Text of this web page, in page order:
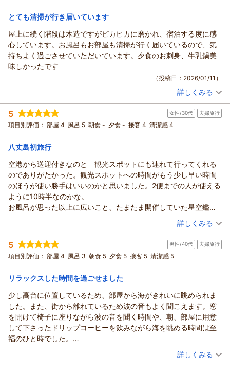
宿泊価格帯： 13,001～14,000円(大人一人あたり/税込)
この度は当ホテルをご利用頂き誠にありがとうございます。
立地的に島の北東部に位置しており繁華街からは離れてしまい
ますが、その分光害が少なく星空などをご覧頂く際に影響が少
ないと思われます。
ゆったりとしたご旅行になったかと存じます。
またのご来島を心よりお待ち申し上げております。
（返信日：2026/01/14）
とても清掃が行き届いています
屋上に続く階段は木造ですがピカピカに磨かれ、宿泊する度に感
心しています。お風呂もお部屋も清掃が行く届いているので、気
持ちよく過ごさせていただいています。夕食のお刺身、牛乳鍋美
味しかったです
（投稿日：2026/01/11）
投稿者： 高山さん(女性/60代)
宿泊プラン： ～八丈島の旬の食材満載♪～料理長おまかせの創作和会席が楽
しめる！宿泊プラン【２食付】
トリプル 朝・夕
宿泊価格帯： 19,001～20,000円(大人一人あたり/税込)
この度は当ホテルをご利用頂き誠にありがとうございます。
館内の清掃についてお褒め頂き、大変励みになります。レスト
ランにつきましては、黒潮に育まれた新鮮な海の幸や、乳製品
をふんだんに使用したお鍋など、地の物とジャージー牛を組み
合わせた創作和会席メニューが大変好評です。
またのご来島を心よりお待ち申し上げております。
（返信日：2026/01/12）
詳しくみる
5 女性/30代 夫婦旅行
項目別評価： 部屋 4 風呂 5 朝食 - 夕食 - 接客 4 清潔感 4
八丈島初旅行
空港から送迎付きなのと 観光スポットにも連れて行ってくれる
のでありがたかった。観光スポットへの時間がもう少し早い時間
のほうが使い勝手はいいのかと思いました。2便までの人が使える
ように10時半なのかな。
お風呂が思った以上に広いこと、たまたま開催していた星空鑑賞
も素敵な思い出になりそうです。部屋も山側だけど広くて素敵で
した。ツインでくっつけられたらよかったけど離れていたので一
つのベットで寝ましたが充分でした！
観光のバスなどの相談乗っていただけて本当助かりました！あり
がとうございます！
（投稿日：2026/01/11）
宿泊時期： 2026年01月宿泊 (夫婦旅行)
投稿者： ちひろさん
宿泊プラン： 【じゃらんのお得な10日間】～11月食事のついていないシンプ
ルステイ～宿泊プラン【素泊まり】
ツイン 食事なし
宿泊価格帯： 6,001～7,000円(大人一人あたり/税込)
リードパークリゾート八丈島からの返信
この度は当ホテルをご利用頂き誠にありがとうございます。
10:30のバスは主に10時にチェックアウトなさった方向けのバ
スとなる為、このような時間設定となっております。夏季は底
土海水浴場への往復の足としてもご好評いただいております。
観光なさる際のバス移動は本数が少ないと感じられたかも知れ
ませんが、楽しめて頂けた様で何よりです。
詳しくみる
5 男性/40代 夫婦旅行
項目別評価： 部屋 4 風呂 3 朝食 5 夕食 5 接客 5 清潔感 5
リラックスした時間を過ごせました
少し高台に位置しているため、部屋から海がきれいに眺められま
した。また、街から離れているため波の音もよく聞こえます。窓
を開けて椅子に座りながら波の音を聞く時間や、朝、部屋に用意
して下さったドリップコーヒーを飲みながら海を眺める時間は至
福のひと時でした。
天気にもよりますが、ちょうど宿泊していた日の夜は多くの星を
見ることができました。星空観賞会や、その後ヨガマットをレン
（投稿日：2025/12/26）
宿泊時期： 2025年12月宿泊 (夫婦旅行)
詳しくみる